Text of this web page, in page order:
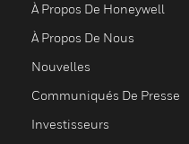
À Propos De Honeywell
À Propos De Nous
Nouvelles
Communiqués De Presse
Investisseurs